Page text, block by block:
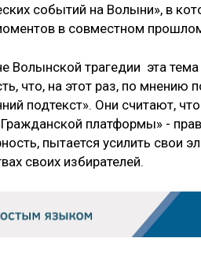
событий на Волыни», в
в совместном
Волынской трагедии эта
что, на этот раз, по мнению
подтекст». Они считают,
платформы» -
пытается усилить свои
своих избирателей.